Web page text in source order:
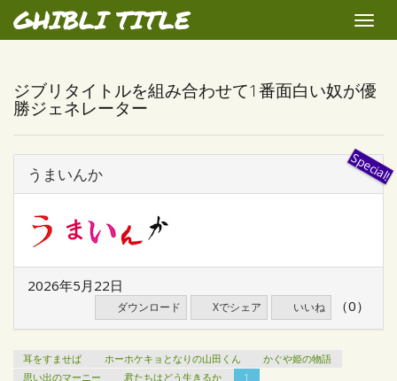
GHIBLI TITLE
Toggle
ジブリタイトルを組み合わせて1番面白い奴が優
勝ジェネレーター
うまいんか
2026年5月22日
ダウンロード Xでシェア いいね （0）
耳をすませば ホーホケキョとなりの山田くん
かぐや姫の物語
思い出のマーニー
君たちはどう生きるか 1